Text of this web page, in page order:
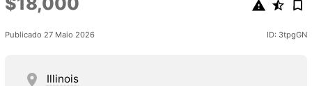
Publicado 27 Maio 2026 ID: 3tpgGN
Illinois